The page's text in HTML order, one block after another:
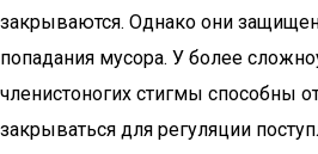
закрываются. Однако они
попадания мусора. У более
членистоногих стигмы способны
закрываться для регуляции